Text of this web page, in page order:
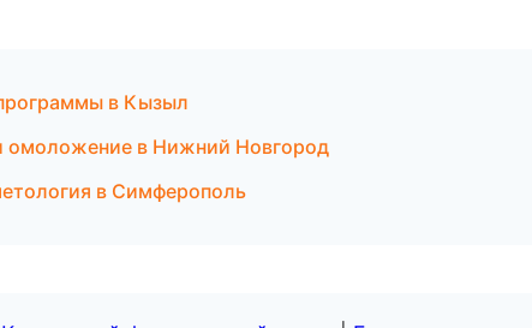
в Кызыл
омоложение в Нижний Новгород
в Симферополь